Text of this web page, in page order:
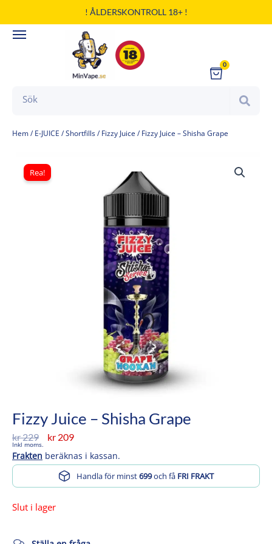
till
innehåll
! ÅLDERSKONTROLL 18+ !
0
Cart
Hem/ E-JUICE /Shortfills/ Fizzy Juice / Fizzy Juice – Shisha Grape
Rea!
Fizzy Juice – Shisha Grape
kr229
Det
ursprungliga
priset
var:
kr 209Det
nuvarande
priset
är:
Inkl moms.
Frakten beräknas i kassan.
Handla för minst699och få FRI FRAKT
Slut i lager